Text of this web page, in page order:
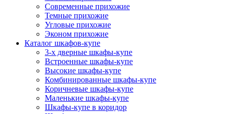
Современные прихожие
Темные прихожие
Угловые прихожие
Эконом прихожие
Каталог шкафов-купе
3-х дверные шкафы-купе
Встроенные шкафы-купе
Высокие шкафы-купе
Комбинированные шкафы-купе
Коричневые шкафы-купе
Маленькие шкафы-купе
Шкафы-купе в коридор